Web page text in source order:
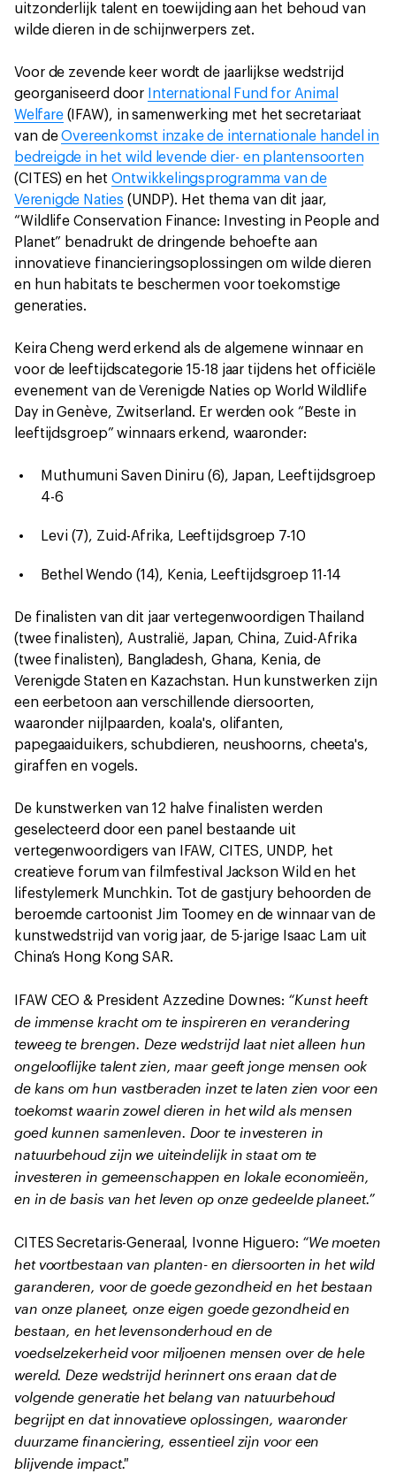
uitzonderlijk talent en toewijding aan het behoud van
wilde dieren in de schijnwerpers zet.
Voor de zevende keer wordt de jaarlijkse wedstrijd
georganiseerd door
International Fund for Animal
Welfare(IFAW), in samenwerking met het secretariaat
van deOvereenkomst inzake de internationale handel in
bedreigde in het wild levende dier- en plantensoorten
(CITES) en het Ontwikkelingsprogramma van de
Verenigde Naties (UNDP). Het thema van dit jaar,
“Wildlife Conservation Finance: Investing in People and
Planet” benadrukt de dringende behoefte aan
innovatieve financieringsoplossingen om wilde dieren
en hun habitats te beschermen voor toekomstige
generaties.
Keira Cheng werd erkend als de algemene winnaar en
voor de leeftijdscategorie 15-18 jaar tijdens het officiële
evenement van de Verenigde Naties op World Wildlife
Day in Genève, Zwitserland. Er werden ook “Beste in
leeftijdsgroep” winnaars erkend, waaronder:
Muthumuni Saven Diniru (6), Japan, Leeftijdsgroep
4-6
Levi (7), Zuid-Afrika, Leeftijdsgroep 7-10
Bethel Wendo (14), Kenia, Leeftijdsgroep 11-14
De finalisten van dit jaar vertegenwoordigen Thailand
(twee finalisten), Australië, Japan, China, Zuid-Afrika
(twee finalisten), Bangladesh, Ghana, Kenia, de
Verenigde Staten en Kazachstan. Hun kunstwerken zijn
een eerbetoon aan verschillende diersoorten,
waaronder nijlpaarden, koala's, olifanten,
papegaaiduikers, schubdieren, neushoorns, cheeta's,
giraffen en vogels.
De kunstwerken van 12 halve finalisten werden
geselecteerd door een panel bestaande uit
vertegenwoordigers van IFAW, CITES, UNDP, het
creatieve forum van filmfestival Jackson Wild en het
lifestylemerk Munchkin. Tot de gastjury behoorden de
beroemde cartoonist Jim Toomey en de winnaar van de
kunstwedstrijd van vorig jaar, de 5-jarige Isaac Lam uit
China’s Hong Kong SAR.
IFAW CEO & President Azzedine Downes: “Kunst heeft
de immense kracht om te inspireren en verandering
teweeg te brengen. Deze wedstrijd laat niet alleen hun
ongelooflijke talent zien, maar geeft jonge mensen ook
de kans om hun vastberaden inzet te laten zien voor een
toekomst waarin zowel dieren in het wild als mensen
goed kunnen samenleven. Door te investeren in
natuurbehoud zijn we uiteindelijk in staat om te
investeren in gemeenschappen en lokale economieën,
en in de basis van het leven op onze gedeelde planeet.”
CITES Secretaris-Generaal, Ivonne Higuero: “We moeten
het voortbestaan van planten- en diersoorten in het wild
garanderen, voor de goede gezondheid en het bestaan
van onze planeet, onze eigen goede gezondheid en
bestaan, en het levensonderhoud en de
voedselzekerheid voor miljoenen mensen over de hele
wereld. Deze wedstrijd herinnert ons eraan dat de
volgende generatie het belang van natuurbehoud
begrijpt en dat innovatieve oplossingen, waaronder
duurzame financiering, essentieel zijn voor een
blijvende impact."